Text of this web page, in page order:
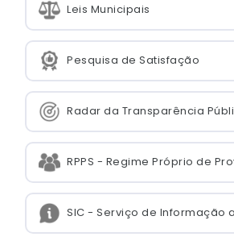
Leis Municipais
Pesquisa de Satisfação
Radar da Transparência
RPPS - Regime Próprio de
SIC - Serviço de Informação